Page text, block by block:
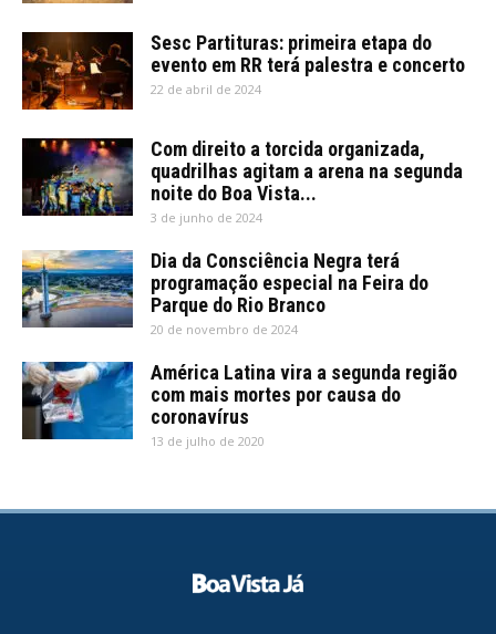
Sesc Partituras: primeira etapa do
evento em RR terá palestra e concerto
22 de abril de 2024
Com direito a torcida organizada,
quadrilhas agitam a arena na segunda
noite do Boa Vista...
3 de junho de 2024
Dia da Consciência Negra terá
programação especial na Feira do
Parque do Rio Branco
20 de novembro de 2024
América Latina vira a segunda região
com mais mortes por causa do
coronavírus
13 de julho de 2020